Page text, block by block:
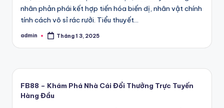
nhân phản phái kết hợp tiến hóa biến dị, nhân vật chính
tính cách vô sỉ rác rưởi. Tiểu thuyết…
Posted
admin Tháng 1 3, 2025
FB88 – Khám Phá Nhà Cái Đổi Thưởng Trực Tuyến
Hàng Đầu